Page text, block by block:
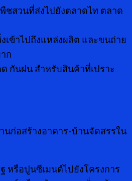
ชสวนที่ส่งไปยังตลาดไท ตลาด
เข้าไปถึงแหล่งผลิต และขนถ่าย
ก
กันฝน สำหรับสินค้าที่เปราะ
นก่อสร้างอาคาร-บ้านจัดสรรใน
หรือปูนซีเมนต์ไปยังโครงการ